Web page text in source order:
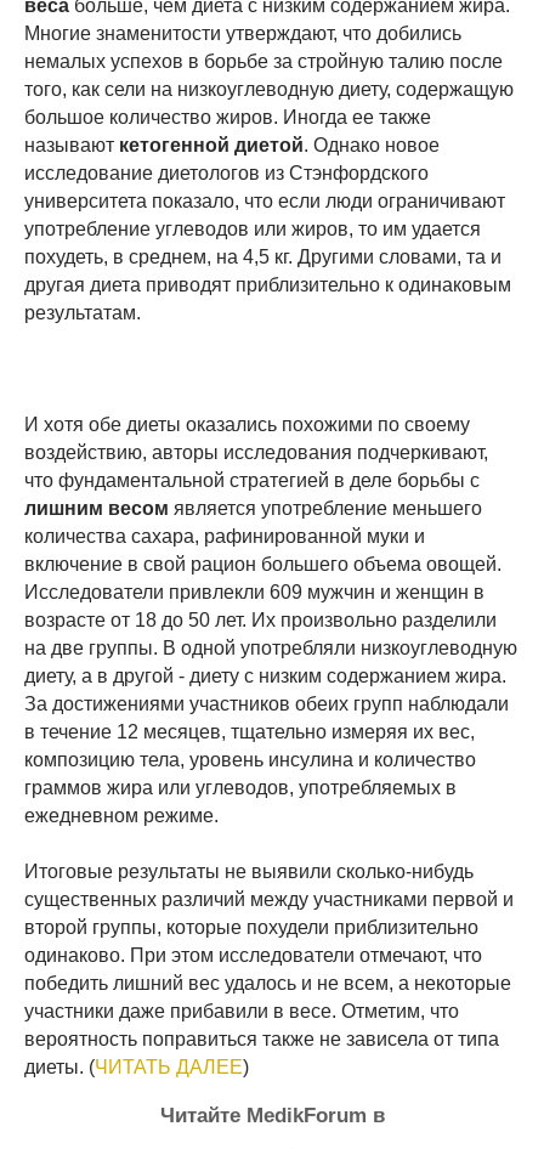
веса больше, чем диета с низким содержанием жира.
Многие знаменитости утверждают, что добились
немалых успехов в борьбе за стройную талию после
того, как сели на низкоуглеводную диету, содержащую
большое количество жиров. Иногда ее также
называют кетогенной диетой. Однако новое
исследование диетологов из Стэнфордского
университета показало, что если люди ограничивают
употребление углеводов или жиров, то им удается
похудеть, в среднем, на 4,5 кг. Другими словами, та и
другая диета приводят приблизительно к одинаковым
результатам.
И хотя обе диеты оказались похожими по своему
воздействию, авторы исследования подчеркивают,
что фундаментальной стратегией в деле борьбы с
лишним весом является употребление меньшего
количества сахара, рафинированной муки и
включение в свой рацион большего объема овощей.
Исследователи привлекли 609 мужчин и женщин в
возрасте от 18 до 50 лет. Их произвольно разделили
на две группы. В одной употребляли низкоуглеводную
диету, а в другой - диету с низким содержанием жира.
За достижениями участников обеих групп наблюдали
в течение 12 месяцев, тщательно измеряя их вес,
композицию тела, уровень инсулина и количество
граммов жира или углеводов, употребляемых в
ежедневном режиме.
Итоговые результаты не выявили сколько-нибудь
существенных различий между участниками первой и
второй группы, которые похудели приблизительно
одинаково. При этом исследователи отмечают, что
победить лишний вес удалось и не всем, а некоторые
участники даже прибавили в весе. Отметим, что
вероятность поправиться также не зависела от типа
диеты. (ЧИТАТЬ ДАЛЕЕ)
Читайте MedikForum в